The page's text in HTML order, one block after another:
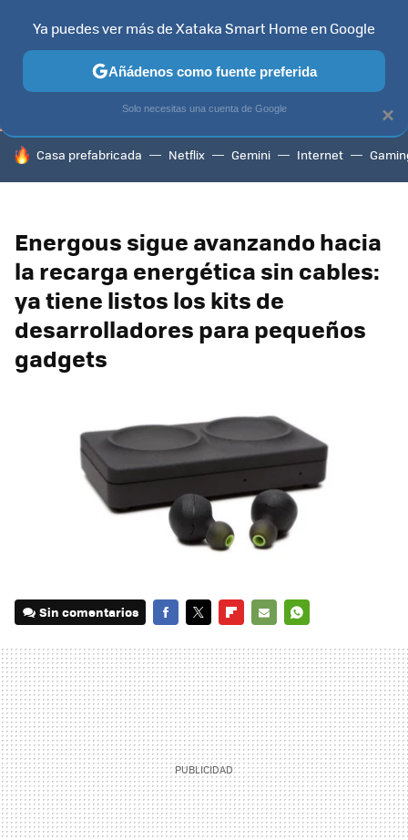
TELEVISORES CONTENIDOS SMART TV SELECCIÓN
HOY SE HABLA DE
Casa prefabricada Netflix Gemini Internet
Energous sigue avanzando hacia
la recarga energética sin cables:
ya tiene listos los kits de
desarrolladores para pequeños
gadgets
Sin comentarios
MAIL
×
Ya puedes ver más de Xataka Smart Home en Google
Añádenos como fuente preferida
Solo necesitas una cuenta de Google